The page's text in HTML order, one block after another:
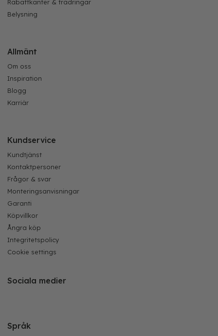
Rabattkanter & trädringar
Belysning
Allmänt
Om oss
Inspiration
Blogg
Karriär
Kundservice
Kundtjänst
Kontaktpersoner
Frågor & svar
Monteringsanvisningar
Garanti
Köpvillkor
Ångra köp
Integritetspolicy
Cookie settings
Sociala medier
Språk